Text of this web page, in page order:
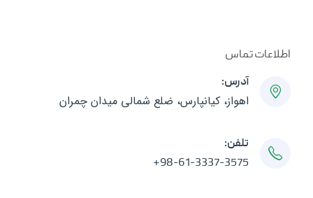
اطلاعات تماس
آدرس:
اهواز، کیانپارس، ضلع شمالی میدان چمران
تلفن:
+98-61-3337-3575